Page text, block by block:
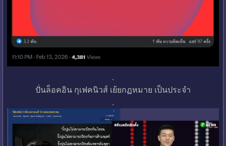
.
ปั่นล็อคอิน กุเฟคนิวส์ เย้ยกฏหมาย เป็นประจำ
.